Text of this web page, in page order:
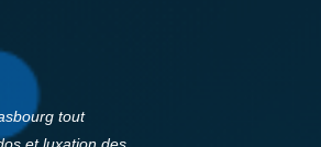
tout